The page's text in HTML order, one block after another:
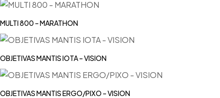
MULTI 800 – MARATHON
OBJETIVAS MANTIS IOTA – VISION
OBJETIVAS MANTIS ERGO/PIXO – VISION